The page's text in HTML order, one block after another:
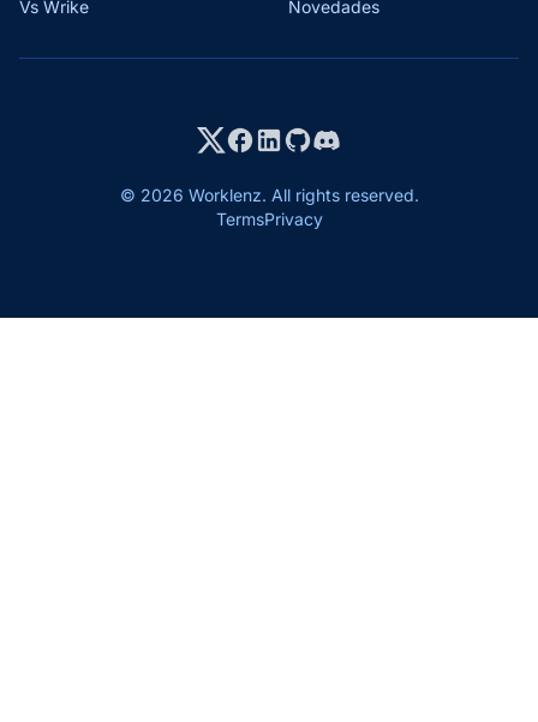
Vs Wrike Novedades
© 2026 Worklenz. All rights reserved.
TermsPrivacy